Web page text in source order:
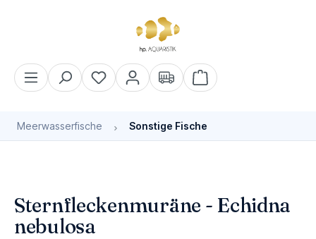
Warenkorb enthält 0
Meerwasserfische Sonstige Fische
Sternfleckenmuräne - Echidna
nebulosa